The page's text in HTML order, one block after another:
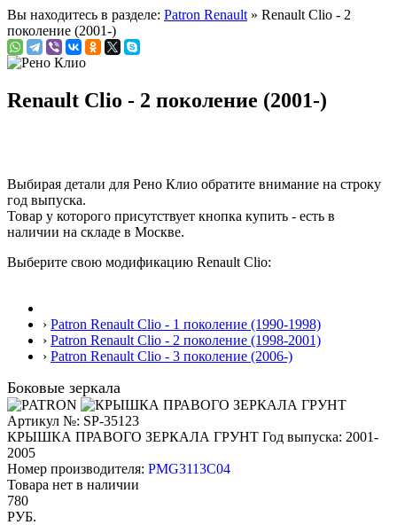
Вы находитесь в разделе: Patron Renault » Renault Clio - 2
поколение (2001-)
Renault Clio - 2 поколение (2001-)
Выбирая детали для Рено Клио обратите внимание на строку
год выпуска.
Товар у которого присутствует кнопка купить - есть в
наличии на складе в Москве.
Выберите свою модификацию Renault Clio:
› Patron Renault Clio - 1 поколение (1990-1998)
› Patron Renault Clio - 2 поколение (1998-2001)
› Patron Renault Clio - 3 поколение (2006-)
Боковые зеркала
Артикул №: SP-35123
КРЫШКА ПРАВОГО ЗЕРКАЛА ГРУНТ Год выпуска: 2001-
2005
Номер производителя: PMG3113C04
Товара нет в наличии
780
РУБ.